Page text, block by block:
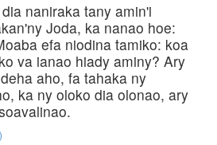
naniraka tany amin'i
Joda, ka nanao hoe:
efa niodina tamiko: koa
va ianao hiady aminy? Ary
aho, fa tahaka ny
ka ny oloko dia olonao, ary